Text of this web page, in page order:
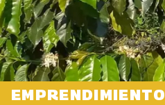
EMPRENDIMIENTO